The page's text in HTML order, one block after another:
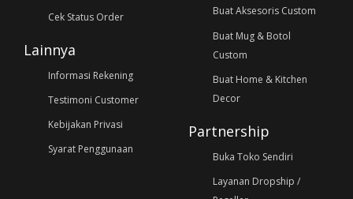
Cek Status Order
Lainnya
Informasi Rekening
Testimoni Customer
Kebijakan Privasi
Syarat Penggunaan
Buat Aksesoris Custom
Buat Mug & Botol
Custom
Buat Home & Kitchen
Decor
Partnership
Buka Toko Sendiri
Layanan Dropship /